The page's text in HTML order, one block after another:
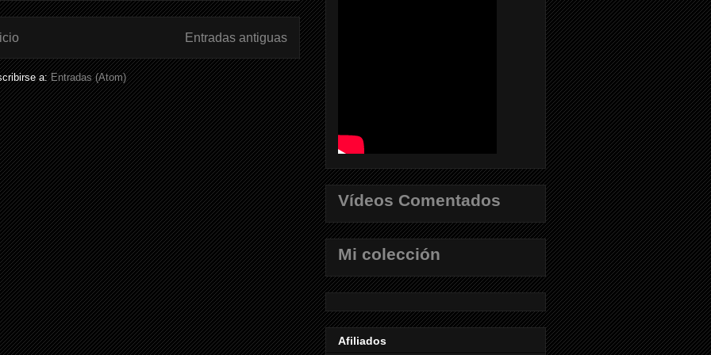
Entradas antiguas
a:Entradas (Atom)
Vídeos Comentados
Mi colección
Afiliados